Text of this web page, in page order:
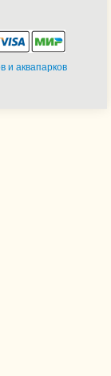
и аквапарков